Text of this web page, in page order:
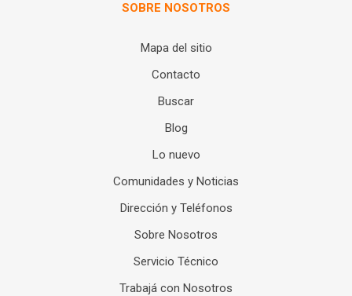
SOBRE NOSOTROS
Mapa del sitio
Contacto
Buscar
Blog
Lo nuevo
Comunidades y Noticias
Dirección y Teléfonos
Sobre Nosotros
Servicio Técnico
Trabajá con Nosotros